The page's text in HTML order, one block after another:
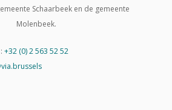
Schaarbeek en de gemeente
Molenbeek.
+32 (0) 2 563 52 52